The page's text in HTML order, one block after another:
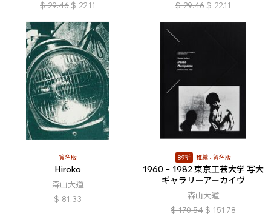
$ 29.46 $ 22.11
$ 29.46 $ 22.11
簽名版
Hiroko
森山大道
$ 81.33
89折 推薦 簽名版
1960 − 1982 東京工芸大学 写大
ギャラリーアーカイヴ
森山大道
$ 170.54 $ 151.78